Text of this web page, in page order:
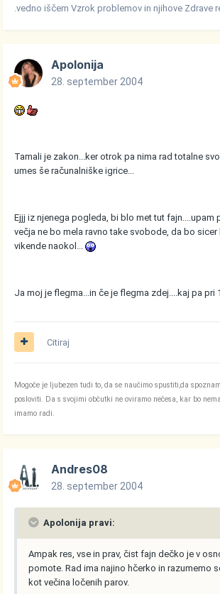
.vedno iščem Vzrok problemov in njihove Zdrave
Apolonija
28. september 2004
Tamali je zakon...ker otrok pa nima rad totalne
umes še računalniške igrice...
Ejjj iz njenega pogleda, bi blo met tut fajn....upam
večja ne bo mela ravno take svobode, da bo
vikende naokol...
Ja moj je flegma...in če je flegma zdej....kaj pa pri
Citiraj
Mogoče je ljubezen tudi to, da se naučimo spustiti,da
posloviti. Da s svojimi občutki ne oviramo nečesa, kar bo
imamo radi.
Andres08
28. september 2004
Apolonija pravi:
Ampak res, vse in prav, čist fajn dečko je v
pomote. Rad ima najino hčerko in razumemo
kot večina ločenih parov.